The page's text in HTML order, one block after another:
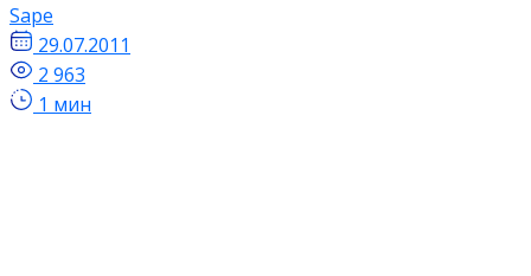
Sape
29.07.2011
2 963
1 мин